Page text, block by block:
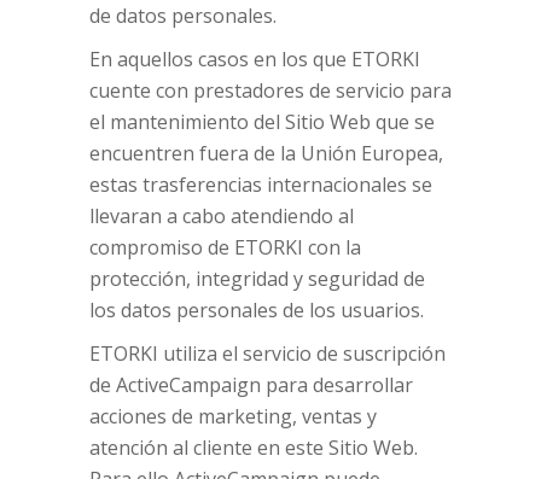
de datos personales.
En aquellos casos en los que ETORKI
cuente con prestadores de servicio para
el mantenimiento del Sitio Web que se
encuentren fuera de la Unión Europea,
estas trasferencias internacionales se
llevaran a cabo atendiendo al
compromiso de ETORKI con la
protección, integridad y seguridad de
los datos personales de los usuarios.
ETORKI utiliza el servicio de suscripción
de ActiveCampaign para desarrollar
acciones de marketing, ventas y
atención al cliente en este Sitio Web.